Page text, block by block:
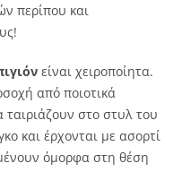
περίπου και
είναι χειροποίητα.
από ποιοτικά
στο στυλ του
και έρχονται με ασορτί
όμορφα στη θέση